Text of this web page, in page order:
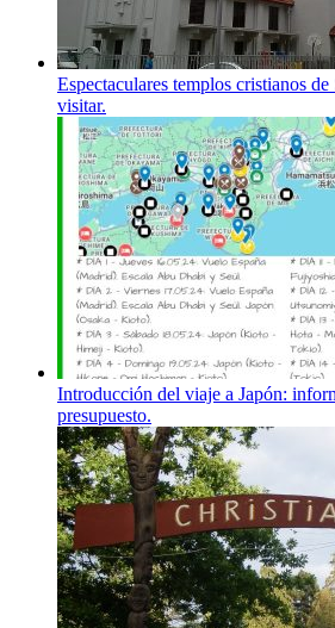
Espectaculares templos cristianos
visitar.
Introducción del viaje a Japón:
presupuesto.